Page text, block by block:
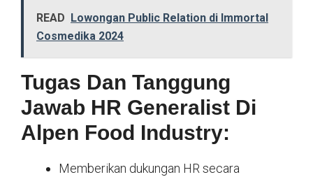
READ Lowongan Public Relation di Immortal
Cosmedika 2024
Tugas Dan Tanggung
Jawab HR Generalist Di
Alpen Food Industry:
Memberikan dukungan HR secara